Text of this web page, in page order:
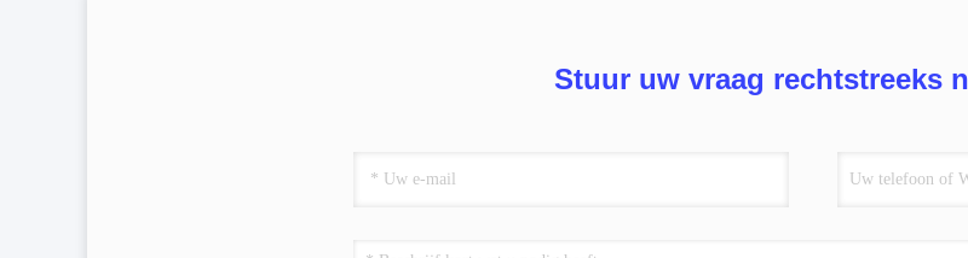
Stuur uw vraag rechtstreeks